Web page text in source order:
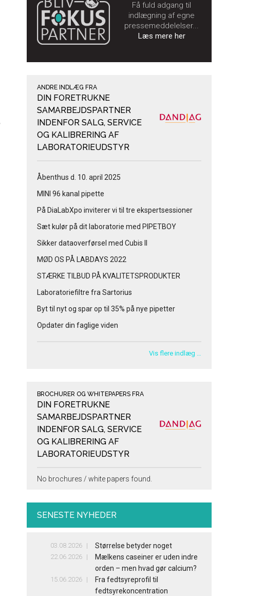
Få fuld adgang til
indlægning af egne
pressemeddelelser...
Læs mere her
ANDRE INDLÆG FRA
DIN FORETRUKNE
SAMARBEJDSPARTNER
INDENFOR SALG, SERVICE
OG KALIBRERING AF
LABORATORIEUDSTYR
Åbenthus d. 10. april 2025
MINI 96 kanal pipette
På DiaLabXpo inviterer vi til tre ekspertsessioner
Sæt kulør på dit laboratorie med PIPETBOY
Sikker dataoverførsel med Cubis II
MØD OS PÅ LABDAYS 2022
STÆRKE TILBUD PÅ KVALITETSPRODUKTER
Laboratoriefiltre fra Sartorius
Byt til nyt og spar op til 35% på nye pipetter
Opdater din faglige viden
Vis flere indlæg …
BROCHURER OG WHITEPAPERS FRA
DIN FORETRUKNE
SAMARBEJDSPARTNER
INDENFOR SALG, SERVICE
OG KALIBRERING AF
LABORATORIEUDSTYR
No brochures / white papers found.
SENESTE NYHEDER
03.08.2026 Størrelse betyder noget
22.06.2026
Mælkens caseiner er uden indre
orden – men hvad gør calcium?
15.06.2026
Fra fedtsyreprofil til
fedtsyrekoncentration